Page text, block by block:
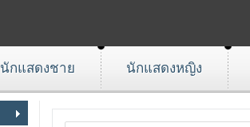
นักแสดงชาย นักแสดงหญิง